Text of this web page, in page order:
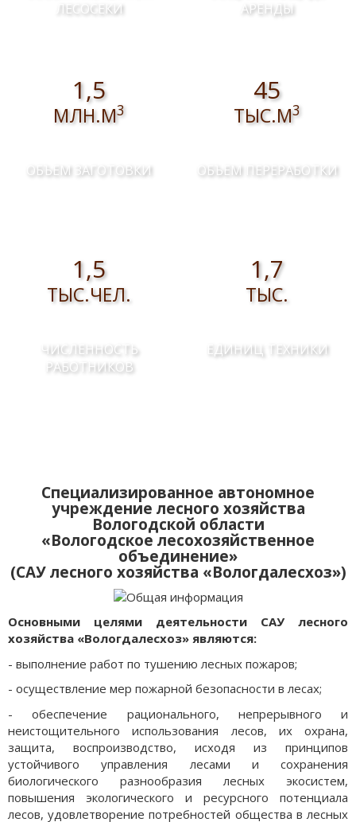
ЛЕСОСЕКИ АРЕНДЫ
1,5
МЛН.М3
ОБЪЕМ ЗАГОТОВКИ
45
ТЫС.М3
ОБЪЕМ ПЕРЕРАБОТКИ
1,5
ТЫС.ЧЕЛ.
ЧИСЛЕННОСТЬ
РАБОТНИКОВ
1,7
ТЫС.
ЕДИНИЦ ТЕХНИКИ
Специализированное автономное
учреждение лесного хозяйства
Вологодской области
«Вологодское лесохозяйственное
объединение»
(САУ лесного хозяйства «Вологдалесхоз»)
Основными целями деятельности САУ лесного
хозяйства «Вологдалесхоз» являются:
- выполнение работ по тушению лесных пожаров;
- осуществление мер пожарной безопасности в лесах;
- обеспечение рационального, непрерывного и
неистощительного использования лесов, их охрана,
защита, воспроизводство, исходя из принципов
устойчивого управления лесами и сохранения
биологического разнообразия лесных экосистем,
повышения экологического и ресурсного потенциала
лесов, удовлетворение потребностей общества в лесных